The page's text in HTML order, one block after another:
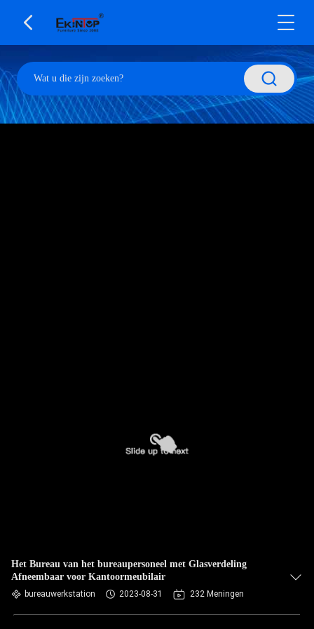
Het Bureau van het bureaupersoneel met Glasverdeling
Afneembaar voor Kantoormeubilair
bureauwerkstation 2023-08-31 232 Meningen